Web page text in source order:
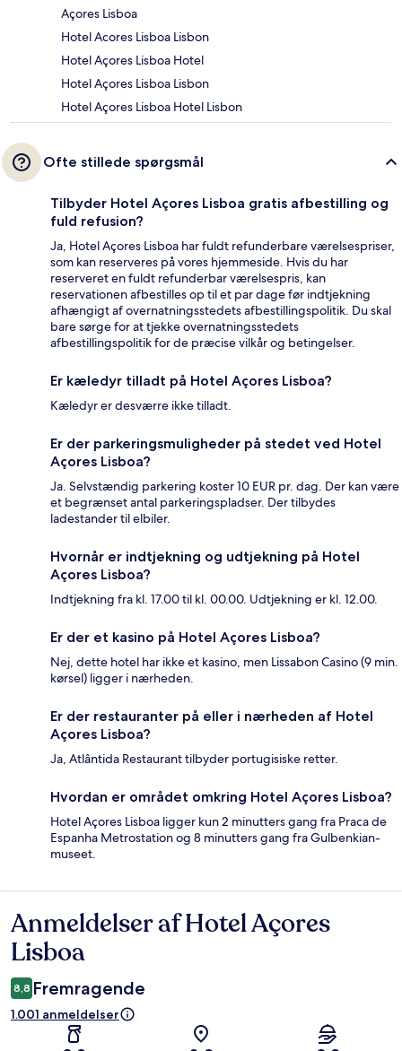
Açores Lisboa
Hotel Acores Lisboa Lisbon
Hotel Açores Lisboa Hotel
Hotel Açores Lisboa Lisbon
Hotel Açores Lisboa Hotel Lisbon
Ofte stillede spørgsmål
Tilbyder Hotel Açores Lisboa gratis afbestilling og
fuld refusion?
Ja, Hotel Açores Lisboa har fuldt refunderbare værelsespriser,
som kan reserveres på vores hjemmeside. Hvis du har
reserveret en fuldt refunderbar værelsespris, kan
reservationen afbestilles op til et par dage før indtjekning
afhængigt af overnatningsstedets afbestillingspolitik. Du skal
bare sørge for at tjekke overnatningsstedets
afbestillingspolitik for de præcise vilkår og betingelser.
Er kæledyr tilladt på Hotel Açores Lisboa?
Kæledyr er desværre ikke tilladt.
Er der parkeringsmuligheder på stedet ved Hotel
Açores Lisboa?
Ja. Selvstændig parkering koster 10 EUR pr. dag. Der kan være
et begrænset antal parkeringspladser. Der tilbydes
ladestander til elbiler.
Hvornår er indtjekning og udtjekning på Hotel
Açores Lisboa?
Indtjekning fra kl. 17.00 til kl. 00.00. Udtjekning er kl. 12.00.
Er der et kasino på Hotel Açores Lisboa?
Nej, dette hotel har ikke et kasino, men Lissabon Casino (9 min.
kørsel) ligger i nærheden.
Er der restauranter på eller i nærheden af Hotel
Açores Lisboa?
Ja, Atlântida Restaurant tilbyder portugisiske retter.
Hvordan er området omkring Hotel Açores Lisboa?
Hotel Açores Lisboa ligger kun 2 minutters gang fra Praca de
Espanha Metrostation og 8 minutters gang fra Gulbenkian-
museet.
Anmeldelser
Anmeldelser af Hotel Açores
Lisboa
8,8 Fremragende
1.001 anmeldelser